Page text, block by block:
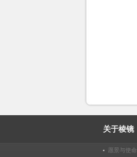
关于棱镜
愿景与使命